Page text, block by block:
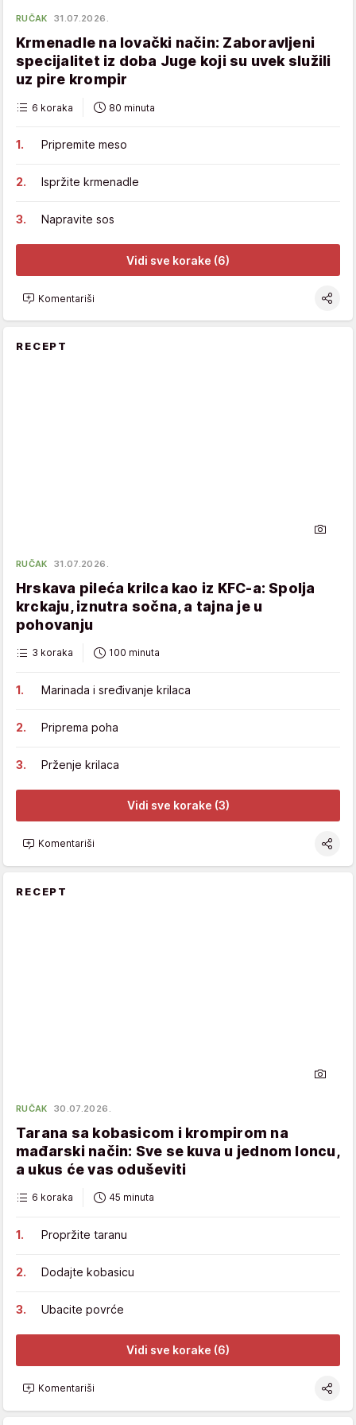
RUČAK 31.07.2026.
Krmenadle na lovački način: Zaboravljeni
specijalitet iz doba Juge koji su uvek služili
uz pire krompir
6 koraka 80 minuta
Pripremite meso
Ispržite krmenadle
Napravite sos
Vidi sve korake (6)
Komentariši
RECEPT
RUČAK 31.07.2026.
Hrskava pileća krilca kao iz KFC-a: Spolja
krckaju, iznutra sočna, a tajna je u
pohovanju
3 koraka 100 minuta
Marinada i sređivanje krilaca
Priprema poha
Prženje krilaca
Vidi sve korake (3)
Komentariši
RECEPT
RUČAK 30.07.2026.
Tarana sa kobasicom i krompirom na
mađarski način: Sve se kuva u jednom loncu,
a ukus će vas oduševiti
6 koraka 45 minuta
Propržite taranu
Dodajte kobasicu
Ubacite povrće
Vidi sve korake (6)
Komentariši